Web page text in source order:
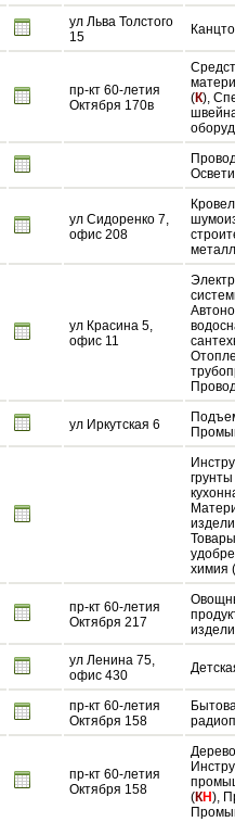
ул Льва Толстого
15
пр-кт 60-летия
Октября 170в
(К),
ул Сидоренко 7,
офис 208
ул Красина 5,
офис 11
ул Иркутская 6
химия
пр-кт 60-летия
Октября 217
ул Ленина 75,
офис 430
пр-кт 60-летия
Октября 158
пр-кт 60-летия
Октября 158
(КН),